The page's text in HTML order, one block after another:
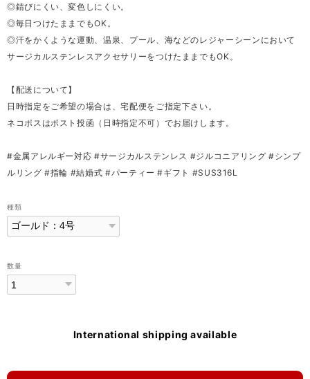
◎錆びにくい、変色しにくい。
◎毎日つけたままでもOK。
◎汗をかくような運動、温泉、プール、海などのレジャーシーンにおいて
サージカルステンレスアクセサリーをつけたままでもOK。
【配送について】
日時指定をご希望の場合は、宅配便をご指定下さい。
ネコポスはポスト投函（日時指定不可）でお届けします。
#金属アレルギー対応 #サージカルステンレス #ジルコニアリング #シンプ
ルリング #指輪 #結婚式 #パーティー #ギフト #SUS316L
種類
数量
International shipping available